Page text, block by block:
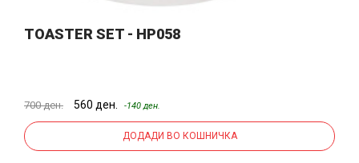
TOASTER SET - HP058
700 ден. 560 ден. -140 ден.
ДОДАДИ ВО КОШНИЧКА